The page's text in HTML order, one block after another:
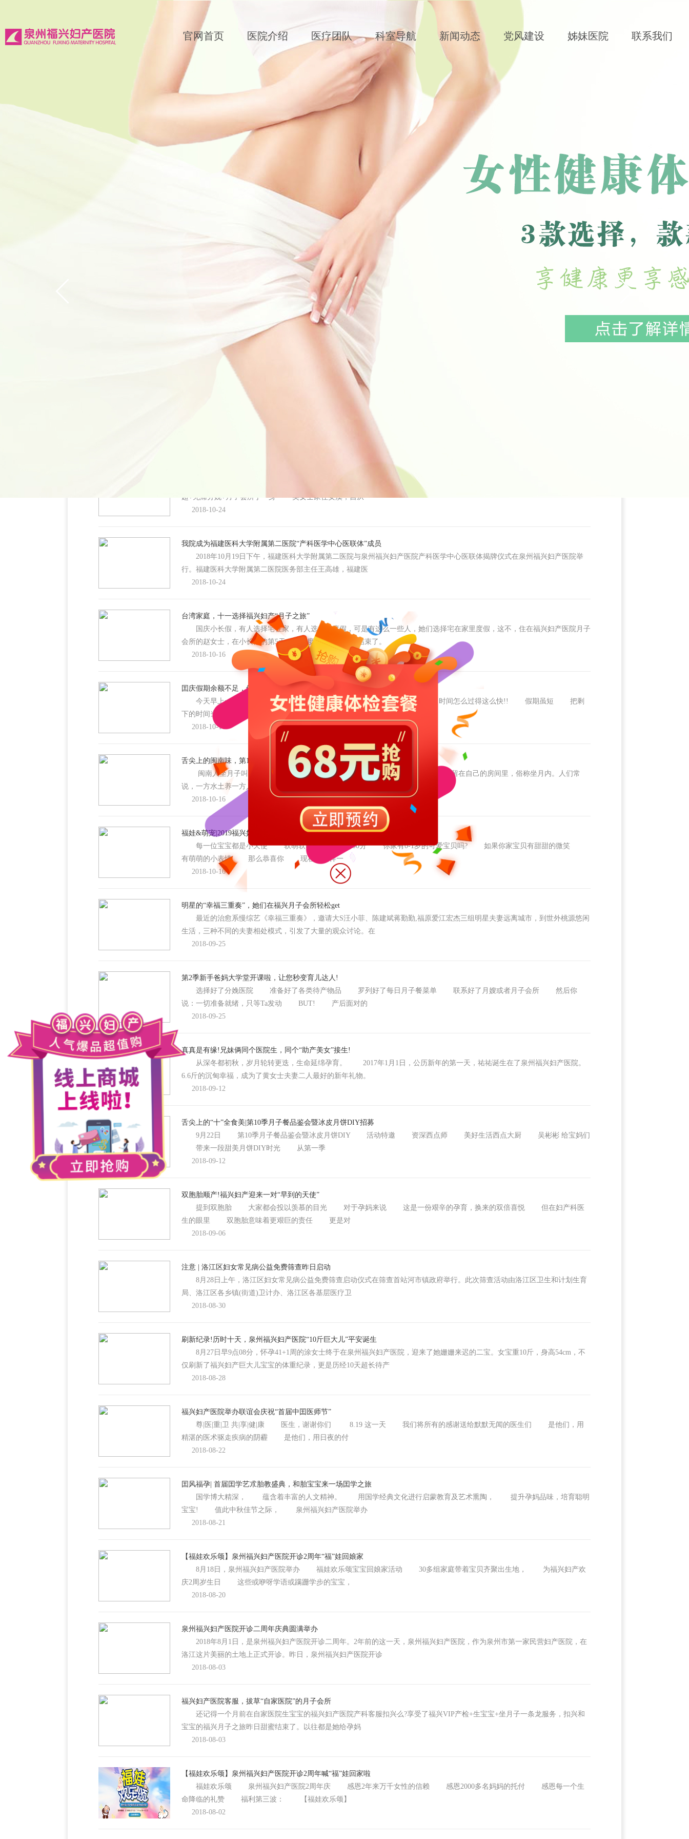
官网首页 医院介绍 医疗团队 科室导航 新闻动态 党风建设 姊妹医院 联系我们
囯家卫建委发文的＂无痛（镇痛）分娩＂，在福兴妇产已经开展3年了
2018年11月20日，国家卫健委官网发布《关于开展分娩镇痛试点工作的通知》， 这标志着无痛分娩有望逐步在全国推广 。
我们先看一下这篇文章主要说了什么! 通知决定，
2019福兴妇产第二届台历宝宝有奖征集结果揭晓!
各位亲爱的宝爸宝妈泥萌好 大家期盼已久的 2019年福兴妇产台历宝宝评选大赛投票结果 新鲜出炉啦 话不
多说一起来看~ 本次福娃萌宠福兴妇产第
福厦泉知名医生汇聚福兴妇产，共话妇产暨腔镜新进展
这个11月 似乎每天都有很多大事在发生 作为一家妇产医院 当然尤其关注医疗方面的动态 世界瞬息万变，
科技日新月异 11月5日，举世瞩目的首届中国国际进
我是福兴妇产助产士，我用无痛（镇痛）分娩轻松顺产宝宝
在充满了紧张氛围的产房中，总有一个人，面带笑容，陪你一起迎接新生命的到来，让产房变得温暖不再冰冷，她就是助产
士。助产士每天忙碌的工作着，看似循环往复的流程，实则平凡而不简
洛江区2018年基层医疗机构急救知识培训班在福兴妇产医院成功举办
为深入扎实地开展医疗急救培训工作,进一步提高泉州市基层医院医务人员的急救水平,提高危重病人抢救成功率,泉州市麻醉医
学质量控制中心联合泉州市急诊急救医学质量控制
福兴好孕锦鲤火了!另有婴儿推车1元起拍、好奇9.9元秒杀…
要说今年啥最火， 锦鲤小可爱可能自己都红的一脸懵逼! 不分宗教信仰，没有传说故事! 各位锦鲤都是用实锤征
服你! /福兴好孕锦鲤 / 带着好货来袭啦!
10月18日，吴女士和宝贝皮皮即将在福兴妇产月子会所满月出所，这是她们与福兴妇产的月子故事。 福兴妇产集四维彩
超+无痛分娩+月子会所于一身 吴女士家住安溪，自从
2018-10-24
我院成为福建医科大学附属第二医院“产科医学中心医联体”成员
2018年10月19日下午，福建医科大学附属第二医院与泉州福兴妇产医院产科医学中心医联体揭牌仪式在泉州福兴妇产医院举
行。福建医科大学附属第二医院医务部主任王高雄，福建医
2018-10-24
台湾家庭，十一选择福兴妇产“月子之旅”
国庆小长假，有人选择宅在家，有人选择去度假，可是有这么一些人，她们选择宅在家里度假，这不，住在福兴妇产医院月子
会所的赵女士，在小长假的第5天，月子度假之旅愉快地结束了。
2018-10-16
囯庆假期余额不足，他们集体来第二届新手爸妈大学堂“充值”
今天早上一睁眼 突然意识到 不知不觉，国庆节假期快要结束了 时间怎么过得这么快!! 假期虽短 把剩
下的时间当做日常休息不就好了 新手爸妈往往因
2018-10-16
舌尖上的闽南味，第11季月子餐品鉴会招募
闽南人坐月子叫坐月内 闽南人坐月子，用闽南语形容产妇在产后一个月内要留在自己的房间里，俗称坐月内。人们常
说，一方水土养一方人，一粒米食百人，不同区域的人就会有不同
2018-10-16
福娃&萌宠|2019福兴妇产第二届台历宝宝有奖征集火爆开启!
每一位宝宝都是小天使 软萌软萌，治愈能力100分 你家有0-1岁的可爱宝贝吗? 如果你家宝贝有甜甜的微笑
有萌萌的小表情 那么恭喜你 现在有这样一
2018-10-16
明星的“幸福三重奏”，她们在福兴月子会所轻松get
最近的治愈系慢综艺《幸福三重奏》，邀请大S汪小菲、陈建斌蒋勤勤,福原爱江宏杰三组明星夫妻远离城市，到世外桃源悠闲
生活，三种不同的夫妻相处模式，引发了大量的观众讨论。在
2018-09-25
第2季新手爸妈大学堂开课啦，让您秒变育儿达人!
选择好了分娩医院 准备好了各类待产物品 罗列好了每日月子餐菜单 联系好了月嫂或者月子会所 然后你
说：一切准备就绪，只等Ta发动 BUT! 产后面对的
2018-09-25
真真是有缘!兄妹俩同个医院生，同个“助产美女”接生!
从深冬都初秋，岁月轮转更迭，生命延绵孕育。 2017年1月1日，公历新年的第一天，祐祐诞生在了泉州福兴妇产医院。
6.6斤的沉甸幸福，成为了黄女士夫妻二人最好的新年礼物。
2018-09-12
舌尖上的“十”全食美|第10季月子餐品鉴会暨冰皮月饼DIY招募
9月22日 第10季月子餐品鉴会暨冰皮月饼DIY 活动特邀 资深西点师 美好生活西点大厨 吴彬彬 给宝妈们
带来一段甜美月饼DIY时光 从第一季
2018-09-12
双胞胎顺产!福兴妇产迎来一对“早到的天使”
提到双胞胎 大家都会投以羡慕的目光 对于孕妈来说 这是一份艰辛的孕育，换来的双倍喜悦 但在妇产科医
生的眼里 双胞胎意味着更艰巨的责任 更是对
2018-09-06
注意 | 洛江区妇女常见病公益免费筛查昨日启动
8月28日上午，洛江区妇女常见病公益免费筛查启动仪式在筛查首站河市镇政府举行。此次筛查活动由洛江区卫生和计划生育
局、洛江区各乡镇(街道)卫计办、洛江区各基层医疗卫
2018-08-30
刷新纪录!历时十天，泉州福兴妇产医院“10斤巨大儿”平安诞生
8月27日早9点08分，怀孕41+1周的涂女士终于在泉州福兴妇产医院，迎来了她姗姗来迟的二宝。女宝重10斤，身高54cm，不
仅刷新了福兴妇产巨大儿宝宝的体重纪录，更是历经10天超长待产
2018-08-28
福兴妇产医院举办联谊会庆祝“首届中囯医师节”
尊|医|重|卫 共|享|健|康 医生，谢谢你们 8.19 这一天 我们将所有的感谢送给默默无闻的医生们 是他们，用
精湛的医术驱走疾病的阴霾 是他们，用日夜的付
2018-08-22
囯风福孕| 首届囯学艺朮胎教盛典，和胎宝宝来一场囯学之旅
国学博大精深， 蕴含着丰富的人文精神。 用国学经典文化进行启蒙教育及艺术熏陶， 提升孕妈品味，培育聪明
宝宝! 值此中秋佳节之际， 泉州福兴妇产医院举办
2018-08-21
【福娃欢乐颂】泉州福兴妇产医院开诊2周年“福”娃回娘家
8月18日，泉州福兴妇产医院举办 福娃欢乐颂宝宝回娘家活动 30多组家庭带着宝贝齐聚出生地， 为福兴妇产欢
庆2周岁生日 这些或咿呀学语或蹒跚学步的宝宝，
2018-08-20
泉州福兴妇产医院开诊二周年庆典圆满举办
2018年8月1日，是泉州福兴妇产医院开诊二周年。2年前的这一天，泉州福兴妇产医院，作为泉州市第一家民营妇产医院，在
洛江这片美丽的土地上正式开诊。昨日，泉州福兴妇产医院开诊
2018-08-03
福兴妇产医院客服，拔草“自家医院”的月子会所
还记得一个月前在自家医院生宝宝的福兴妇产医院产科客服扣兴么?享受了福兴VIP产检+生宝宝+坐月子一条龙服务，扣兴和
宝宝的福兴月子之旅昨日甜蜜结束了。以往都是她给孕妈
2018-08-03
【福娃欢乐颂】泉州福兴妇产医院开诊2周年喊“福”娃回家啦
福娃欢乐颂 泉州福兴妇产医院2周年庆 感恩2年来万千女性的信赖 感恩2000多名妈妈的托付 感恩每一个生
命降临的礼赞 福利第三波： 【福娃欢乐颂】
2018-08-02